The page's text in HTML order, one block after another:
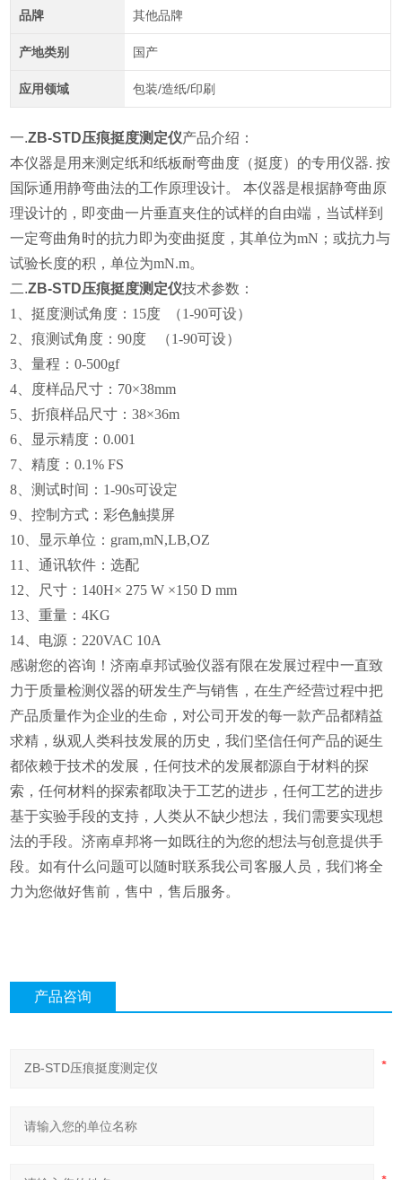
品牌 其他品牌
产地类别 国产
应用领域 包装/造纸/印刷
一.ZB-STD压痕挺度测定仪产品介绍：
本仪器是用来测定纸和纸板耐弯曲度（挺度）的专用仪器. 按
国际通用静弯曲法的工作原理设计。 本仪器是根据静弯曲原
理设计的，即变曲一片垂直夹住的试样的自由端，当试样到
一定弯曲角时的抗力即为变曲挺度，其单位为mN；或抗力与
试验长度的积，单位为mN.m。
二.ZB-STD压痕挺度测定仪技术参数：
1、挺度测试角度：15度
（1-90可设）
2、痕测试角度：90度
（1-90可设）
3、量程：0-500gf
4、
度样品尺寸：70×38mm
5、折痕样品尺寸：38×36m
6、
显示精度：0.001
7、精度：0.1% FS
8、测试时间： 1-90s可设定
9、控制方式：彩色触摸屏
10、
显示单位：gram,mN,LB,OZ
11、通讯软件：选配
12、
尺寸：140H× 275 W ×150 D mm
13、重量：4KG
14、 电源：220VAC 10A
感谢您的咨询！济南卓邦试验仪器有限在发展过程中一直致
力于质量检测仪器的研发生产与销售，在生产经营过程中把
产品质量作为企业的生命，对公司开发的每一款产品都精益
求精，纵观人类科技发展的历史，我们坚信任何产品的诞生
都依赖于技术的发展，任何技术的发展都源自于材料的探
索，任何材料的探索都取决于工艺的进步，任何工艺的进步
基于实验手段的支持，人类从不缺少想法，我们需要实现想
法的手段。济南卓邦将一如既往的为您的想法与创意提供手
段。如有什么问题可以随时联系我公司客服人员，我们将全
力为您做好售前，售中，售后服务。
产品咨询